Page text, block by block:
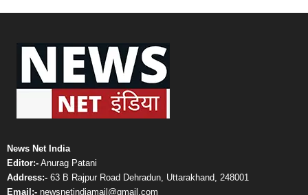
News Net India
Editor:- Anurag Patani
Address:- 63 B Rajpur Road Dehradun, Uttarakhand, 248001
Email:- newsnetindiamail@gmail.com